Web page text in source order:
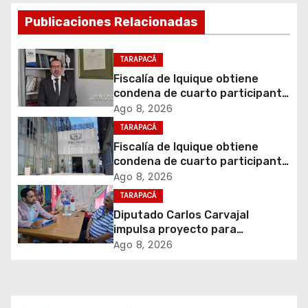
a
c
i
ó
n
d
e
e
n
Publicaciones Relacionadas
TARAPACÁ
Fiscalía de Iquique obtiene
condena de cuarto participante
en violento asalto a
comerciante
Ago 8, 2026
TARAPACÁ
Fiscalía de Iquique obtiene
condena de cuarto participante
en violento asalto a
comerciante
Ago 8, 2026
TARAPACÁ
Diputado Carlos Carvajal
impulsa proyecto para
homenajear en vida al campeón
Ago 8, 2026